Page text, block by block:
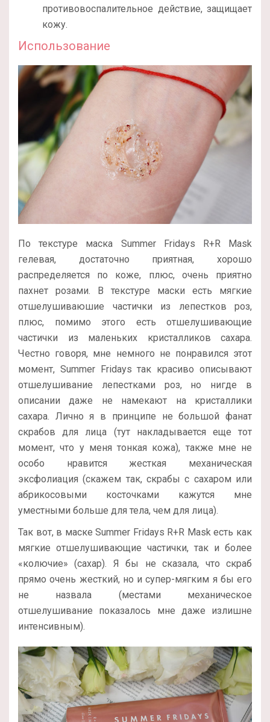
противовоспалительное действие, защищает
кожу.
Использование
По текстуре маска Summer Fridays R+R Mask
гелевая, достаточно приятная, хорошо
распределяется по коже, плюс, очень приятно
пахнет розами. В текстуре маски есть мягкие
отшелушиваюшие частички из лепестков роз,
плюс, помимо этого есть отшелушивающие
частички из маленьких кристалликов сахара.
Честно говоря, мне немного не понравился этот
момент, Summer Fridays так красиво описывают
отшелушивание лепестками роз, но нигде в
описании даже не намекают на кристаллики
сахара. Лично я в принципе не большой фанат
скрабов для лица (тут накладывается еще тот
момент, что у меня тонкая кожа), также мне не
особо нравится жесткая механическая
эксфолиация (скажем так, скрабы с сахаром или
абрикосовыми косточками кажутся мне
уместными больше для тела, чем для лица).
Так вот, в маске Summer Fridays R+R Mask есть как
мягкие отшелушивающие частички, так и более
«колючие» (сахар). Я бы не сказала, что скраб
прямо очень жесткий, но и супер-мягким я бы его
не назвала (местами механическое
отшелушивание показалось мне даже излишне
интенсивным).